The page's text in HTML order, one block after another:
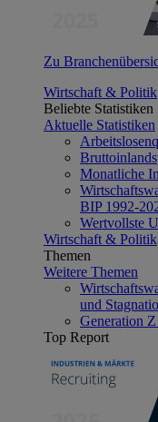
Zu
Wirtschaft & Politik
Beliebte Statistiken
Aktuelle Statistiken
Monatliche
BIP 1992-
Wertvollste
Wirtschaft & Politik
Themen
Weitere Themen
und
Generation
Top Report